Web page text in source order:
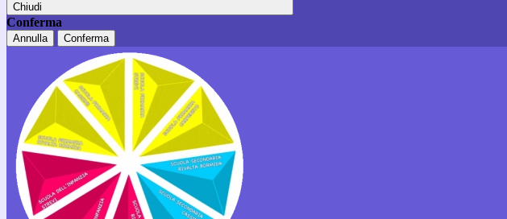
Chiudi
Conferma
Annulla Conferma